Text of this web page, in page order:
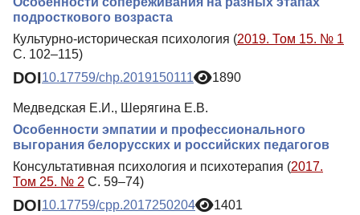
подросткового возраста
Культурно-историческая психология (2019. Том 15. № 1
С. 102–115)
DOI10.17759/chp.2019150111 1890
Медведская Е.И., Шерягина Е.В.
Особенности эмпатии и профессионального
выгорания белорусских и российских педагогов
Консультативная психология и психотерапия (2017.
Том 25. № 2 С. 59–74)
DOI10.17759/cpp.2017250204 1401